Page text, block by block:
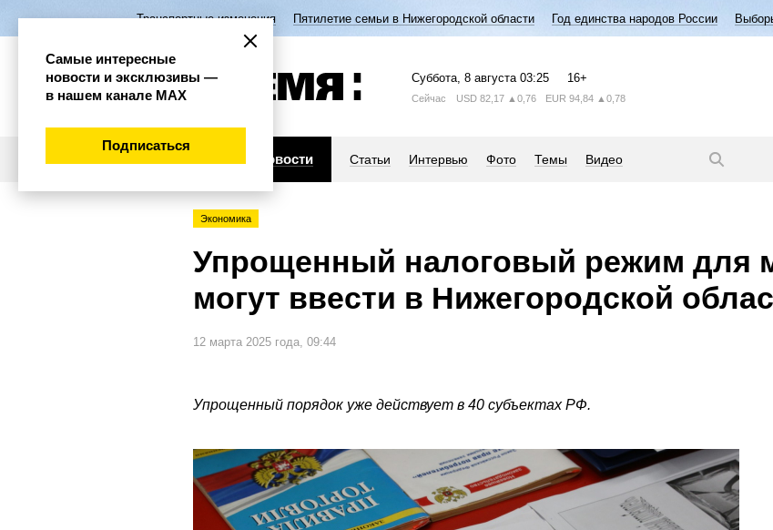
Транспортные изменения Пятилетие семьи в Нижегородской области Год единства народов России
Суббота, 8 августа 03:25 16+
Сейчас USD 82,17 ▲0,76 EUR 94,84 ▲0,78
Новости Статьи Интервью Фото Темы Видео
Экономика
Упрощенный налоговый режим для
могут ввести в Нижегородской
12 марта 2025 года, 09:44
Упрощенный порядок уже действует в 40 субъектах РФ.
Самые интересные
новости и эксклюзивы —
в нашем канале МАХ
Подписаться